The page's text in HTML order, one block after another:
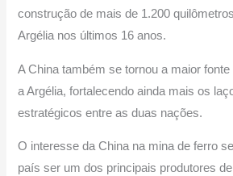
construção de mais de 1.200
Argélia nos últimos 16 anos.
A China também se tornou a maior
a Argélia, fortalecendo ainda mais os
estratégicos entre as duas nações.
O interesse da China na mina de ferro
país ser um dos principais produtores